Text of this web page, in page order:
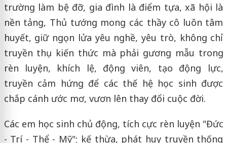
trường làm bệ đỡ, gia đình là điểm tựa, xã hội là
nền tảng, Thủ tướng mong các thầy cô luôn tâm
huyết, giữ ngọn lửa yêu nghề, yêu trò, không chỉ
truyền thụ kiến thức mà phải gương mẫu trong
rèn luyện, khích lệ, động viên, tạo động lực,
truyền cảm hứng để các thế hệ học sinh được
chắp cánh ước mơ, vươn lên thay đổi cuộc đời.
Các em học sinh chủ động, tích cực rèn luyện "Đức
- Trí - Thể - Mỹ"; kế thừa, phát huy truyền thống